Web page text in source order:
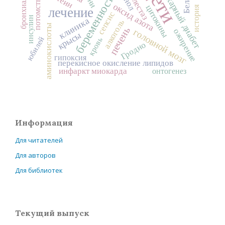
лечениебеременностьпеченьголовной мозг
крысы сахарный диабет
оксид азота
аминокислоты клиника
перекисное окисление липидов
алкоголь цитокины
инфаркт миокарда
сепсис
Гродно ожирение
потомство
юбилей кровь
история
онтогенез
гипоксия
инсулин
Информация
Для читателей
Для авторов
Для библиотек
Текущий выпуск